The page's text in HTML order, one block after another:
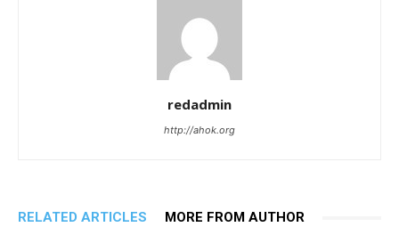
redadmin
http://ahok.org
RELATED ARTICLES MORE FROM AUTHOR